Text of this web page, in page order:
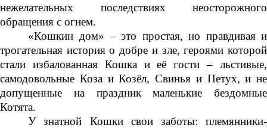
нежелательных последствиях неосторожного
обращения с огнем.
«Кошкин дом» – это простая, но правдивая и
трогательная история о добре и зле, героями которой
стали избалованная Кошка и её гости – льстивые,
самодовольные Коза и Козёл, Свинья и Петух, и не
допущенные на праздник маленькие бездомные
Котята.
У знатной Кошки свои заботы: племянники-